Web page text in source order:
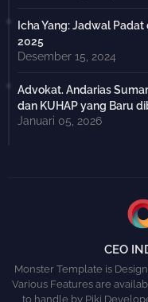
Icha Yang: Jadwal
2025
Desember 15, 2024
Advokat. Andarias
dan KUHAP yang Baru
Januari 05, 2026
CEO
Monster Template is
Various Features are
to handle by Piki